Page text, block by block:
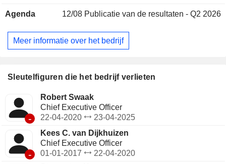
Agenda 12/08 Publicatie van de resultaten - Q2 2026
Meer informatie over het bedrijf
Sleutelfiguren die het bedrijf verlieten
-
Robert Swaak
Chief Executive Officer
22-04-2020
23-04-2025
-
Kees C. van Dijkhuizen
Chief Executive Officer
01-01-2017
22-04-2020